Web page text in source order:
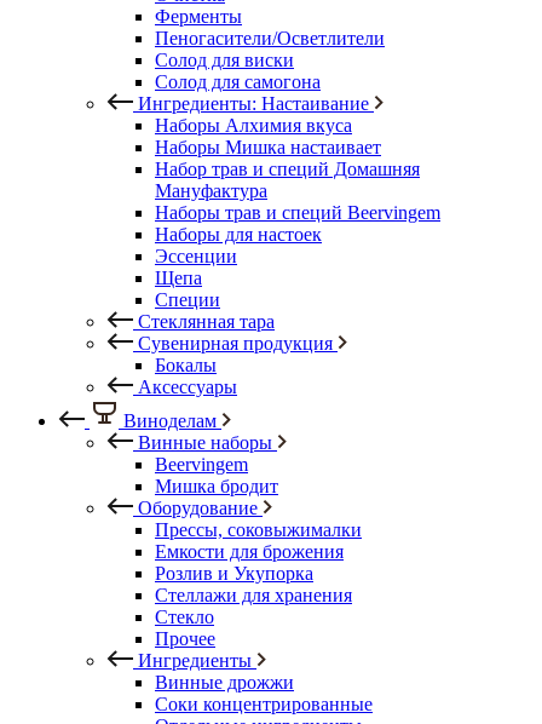
Ферменты
Пеногасители/Осветлители
Солод для виски
Солод для самогона
Ингредиенты: Настаивание
Наборы Алхимия вкуса
Наборы Мишка настаивает
Набор трав и специй Домашняя
Мануфактура
Наборы трав и специй Beervingem
Наборы для настоек
Эссенции
Щепа
Специи
Стеклянная тара
Сувенирная продукция
Бокалы
Аксессуары
Виноделам
Винные наборы
Beervingem
Мишка бродит
Оборудование
Прессы, соковыжималки
Емкости для брожения
Розлив и Укупорка
Стеллажи для хранения
Стекло
Прочее
Ингредиенты
Винные дрожжи
Соки концентрированные